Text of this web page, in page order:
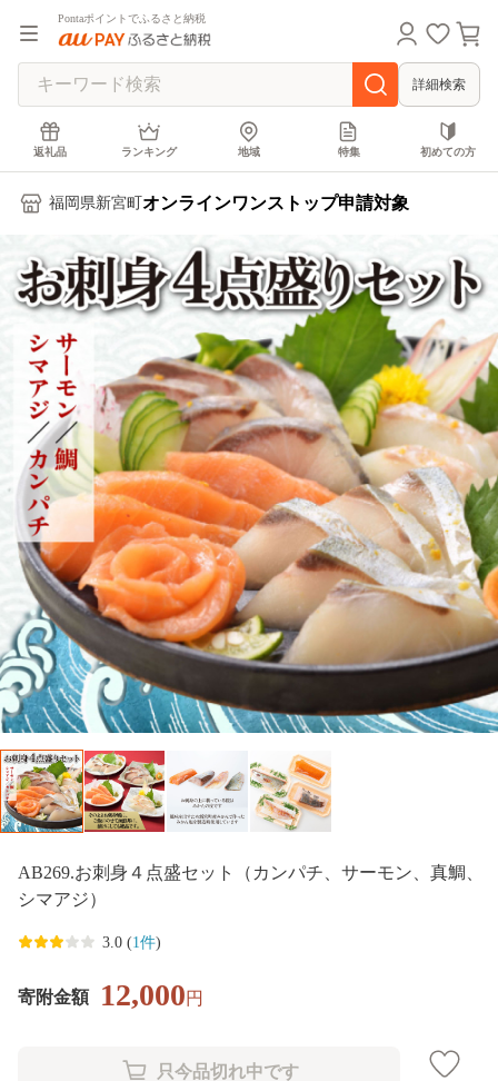
Pontaポイントでふるさと納税
詳細検索
返礼品 ランキング 地域 特集 初めての方
福岡県新宮町 オンラインワンストップ申請対象
AB269.お刺身４点盛セット（カンパチ、サーモン、真鯛、
シマアジ）
3.0 (1件)
寄附金額 12,000円